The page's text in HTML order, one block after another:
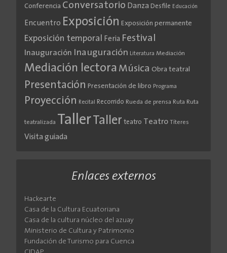
Conferencia Conversatorio Danza Desfile Educación
Encuentro Exposición Exposición permanente
Exposición temporal Feria Festival
Inauguración Inauguración Literatura Mediación
Mediación lectora Música Obra teatral
Presentación Presentación de libro Programa
Proyección Recital Recorrido Rueda de prensa Ruta Ruta
teatralizada Taller Taller teatro Teatro Títeres
Visita guiada
Enlaces externos
Hackearte
Casa de la Cultura Ecuatoriana
Casa de la cultura núcleo del azuay
Ministerio de Cultura y Patrimonio
Fundación de Turismo para Cuenca